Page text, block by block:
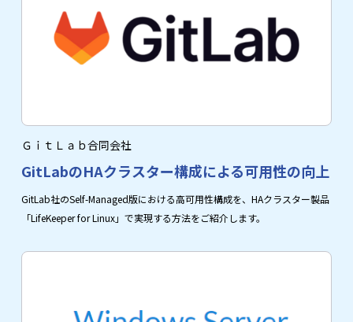
ＧｉｔＬａｂ合同会社
GitLabのHAクラスター構成による可用性の向上
GitLab社のSelf-Managed版における高可用性構成を、HAクラスター製品
「LifeKeeper for Linux」で実現する方法をご紹介します。